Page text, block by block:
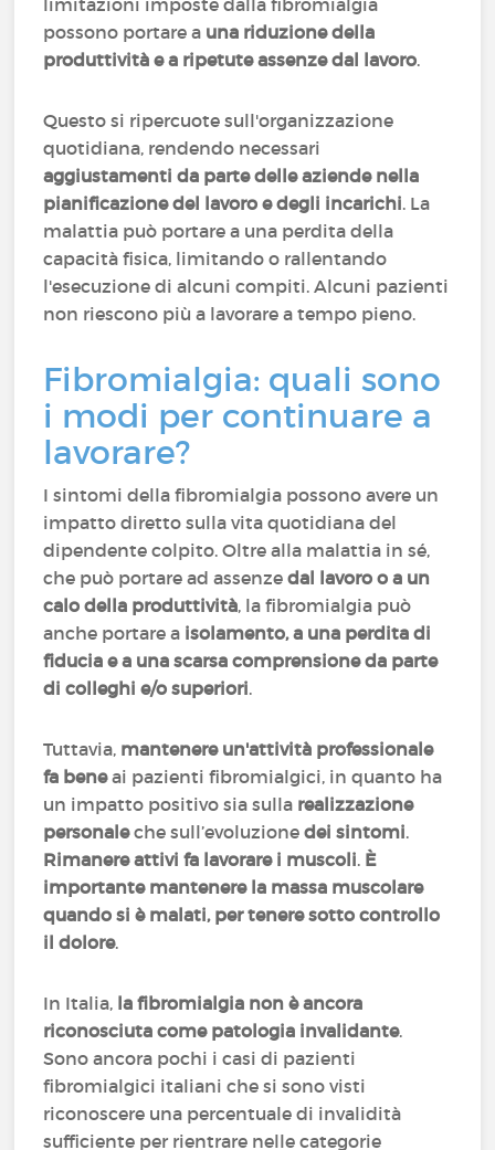
limitazioni imposte dalla fibromialgia
possono portare a una riduzione della
produttività e a ripetute assenze dal lavoro.
Questo si ripercuote sull'organizzazione
quotidiana, rendendo necessari
aggiustamenti da parte delle aziende nella
pianificazione del lavoro e degli incarichi. La
malattia può portare a una perdita della
capacità fisica, limitando o rallentando
l'esecuzione di alcuni compiti. Alcuni pazienti
non riescono più a lavorare a tempo pieno.
Fibromialgia: quali sono
i modi per continuare a
lavorare?
I sintomi della fibromialgia possono avere un
impatto diretto sulla vita quotidiana del
dipendente colpito. Oltre alla malattia in sé,
che può portare ad assenze dal lavoro o a un
calo della produttività, la fibromialgia può
anche portare a isolamento, a una perdita di
fiducia e a una scarsa comprensione da parte
di colleghi e/o superiori.
Tuttavia, mantenere un'attività professionale
fa beneai pazienti fibromialgici, in quanto ha
un impatto positivo sia sulla realizzazione
personaleche sull’evoluzionedei sintomi.
Rimanere attivi fa lavorare i muscoli. È
importante mantenere la massa muscolare
quando si è malati, per tenere sotto controllo
il dolore.
In Italia, la fibromialgia non è ancora
riconosciuta come patologia invalidante.
Sono ancora pochi i casi di pazienti
fibromialgici italiani che si sono visti
riconoscere una percentuale di invalidità
sufficiente per rientrare nelle categorie